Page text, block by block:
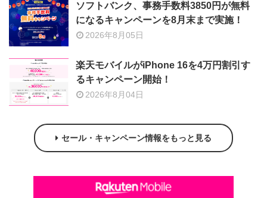
ソフトバンク、事務手数料3850円が無料
になるキャンペーンを8月末まで実施！
2026年8月05日
楽天モバイルがiPhone 16を4万円割引す
るキャンペーン開始！
2026年8月04日
セール・キャンペーン情報をもっと見る